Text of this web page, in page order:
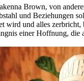
Brown, von
und Beziehungen
wird und alles zerbricht,
einer Hoffnung, die